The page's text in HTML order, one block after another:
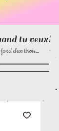
tu veux!
d’un tiroir…